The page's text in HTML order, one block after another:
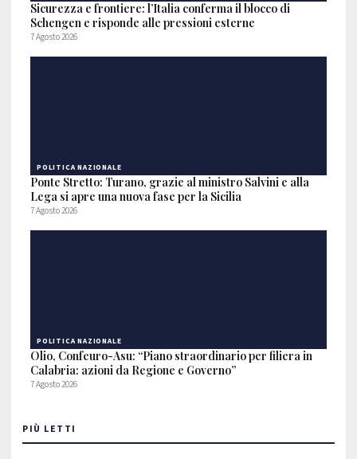
Sicurezza e frontiere: l’Italia conferma il blocco di
Schengen e risponde alle pressioni esterne
7 Agosto 2026
POLITICA NAZIONALE
Ponte Stretto: Turano, grazie al ministro Salvini e alla
Lega si apre una nuova fase per la Sicilia
7 Agosto 2026
POLITICA NAZIONALE
Olio, Confeuro-Asu: “Piano straordinario per filiera in
Calabria: azioni da Regione e Governo”
7 Agosto 2026
PIÙ LETTI